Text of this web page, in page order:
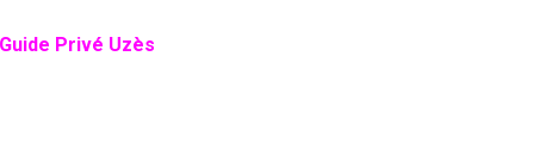
Guide Privé Uzès